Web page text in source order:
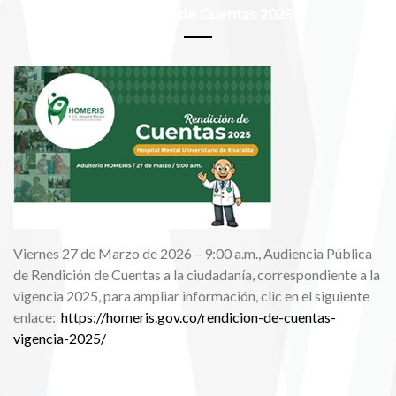
Viernes 27 de Marzo de 2026 – 9:00 a.m., Audiencia Pública
de Rendición de Cuentas a la ciudadanía, correspondiente a la
vigencia 2025, para ampliar información, clic en el siguiente
enlace: https://homeris.gov.co/rendicion-de-cuentas-
vigencia-2025/